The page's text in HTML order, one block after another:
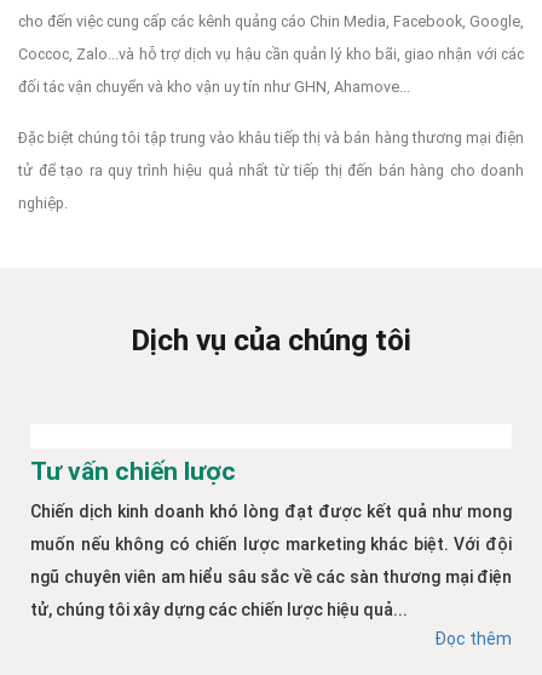
cho đến việc cung cấp các kênh quảng cáo Chin Media, Facebook, Google,
Coccoc, Zalo...và hỗ trợ dịch vụ hậu cần quản lý kho bãi, giao nhận với các
đối tác vận chuyển và kho vận uy tín như GHN, Ahamove...
Đặc biệt chúng tôi tập trung vào khâu tiếp thị và bán hàng thương mại điện
tử để tạo ra quy trình hiệu quả nhất từ tiếp thị đến bán hàng cho doanh
nghiệp.
Dịch vụ của chúng tôi
Tư vấn chiến lược
Chiến dịch kinh doanh khó lòng đạt được kết quả như mong
muốn nếu không có chiến lược marketing khác biệt. Với đội
ngũ chuyên viên am hiểu sâu sắc về các sàn thương mại điện
tử, chúng tôi xây dựng các chiến lược hiệu quả...
Đọc thêm